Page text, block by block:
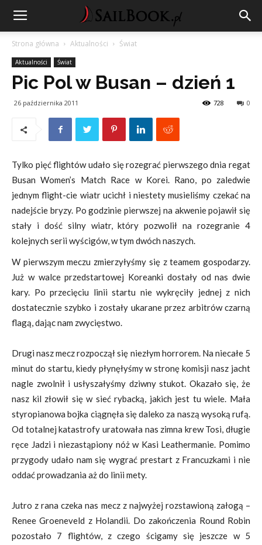
Strona główna Aktualności Świat
Aktualności Świat
Pic Pol w Busan – dzień 1
26 października 2011 0
728
Tylko pięć flightów udało się rozegrać pierwszego dnia regat
Busan Women’s Match Race w Korei. Rano, po zaledwie
jednym flight-cie wiatr ucichł i niestety musieliśmy czekać na
nadejście bryzy. Po godzinie pierwszej na akwenie pojawił się
stały i dość silny wiatr, który pozwolił na rozegranie 4
kolejnych serii wyścigów, w tym dwóch naszych.
W pierwszym meczu zmierzyłyśmy się z teamem gospodarzy.
Już w walce przedstartowej Koreanki dostały od nas dwie
kary. Po przecięciu linii startu nie wykręciły jednej z nich
dostatecznie szybko i zostały ukarane przez arbitrów czarną
flagą, dając nam zwycięstwo.
Drugi nasz mecz rozpoczął się niezłym horrorem. Na niecałe 5
minut do startu, kiedy płynęłyśmy w stronę komisji nasz jacht
nagle zwolnił i usłyszałyśmy dziwny stukot. Okazało się, że
nasz kil złowił się w sieć rybacką, jakich jest tu wiele. Mała
styropianowa bojka ciągnęła się daleko za naszą wysoką rufą.
Od totalnej katastrofy uratowała nas zimna krew Tosi, długie
ręce Jadzi i niezastąpiony nóż w Kasi Leathermanie. Pomimo
przygody udało nam się wygrać prestart z Francuzkami i nie
oddać prowadzania aż do linii mety.
Jutro z rana czeka nas mecz z najwyżej rozstawioną załogą –
Renee Groeneveld z Holandii. Do zakończenia Round Robin
pozostało 7 flightów, z czego ścigamy się jeszcze w 5